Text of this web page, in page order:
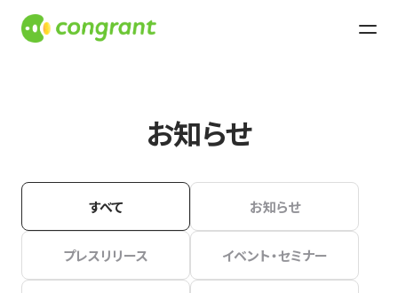
お知らせ
すべて お知らせ
プレスリリース イベント・セミナー